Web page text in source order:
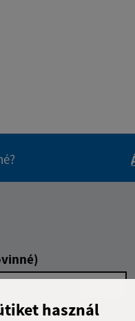
használ